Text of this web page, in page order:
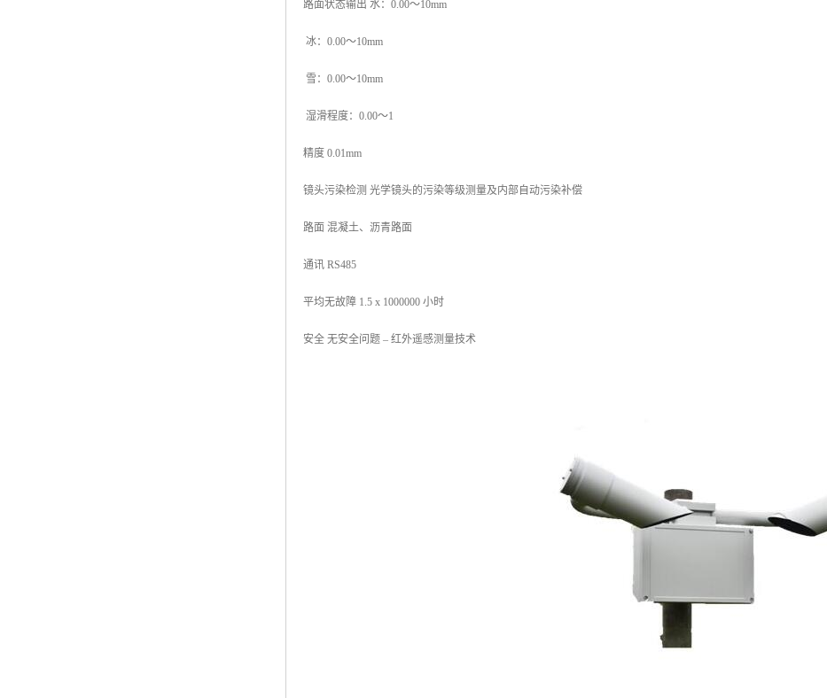
路面状态输出 水：0.00～10mm
冰：0.00～10mm
雪：0.00～10mm
湿滑程度：0.00～1
精度 0.01mm
镜头污染检测 光学镜头的污染等级测量及内部自动污染补偿
路面 混凝土、沥青路面
通讯 RS485
平均无故障 1.5 x 1000000 小时
安全 无安全问题 – 红外遥感测量技术